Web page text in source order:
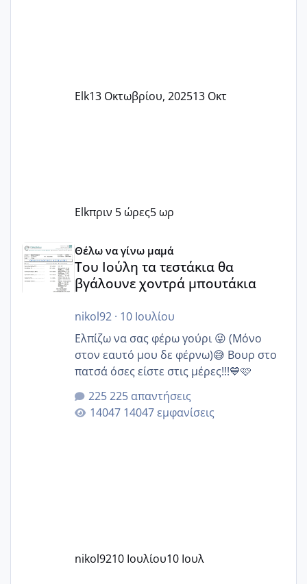
Elk13 Οκτωβρίου, 202513 Οκτ
Elkπριν 5 ώρες5 ωρ
Θέλω να γίνω μαμά
Του Ιούλη τα τεστάκια θα
βγάλουνε χοντρά μπουτάκια
nikol92· 10 Ιουλίου
Ελπίζω να σας φέρω γούρι 😜 (Μόνο
στον εαυτό μου δε φέρνω)😅 Βουρ στο
πατσά όσες είστε στις μέρες!!!💙🩷
225 απαντήσεις
14047 εμφανίσεις
nikol9210 Ιουλίου10 Ιουλ